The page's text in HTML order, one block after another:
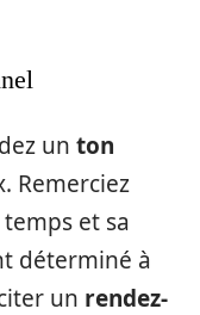
un ton
Remerciez
et sa
déterminé à
un rendez-